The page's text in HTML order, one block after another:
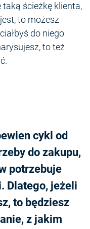
ścieżkę klienta,
to możesz
do niego
to też
cykl od
do zakupu,
potrzebuje
Dlatego, jeżeli
to będziesz
z jakim